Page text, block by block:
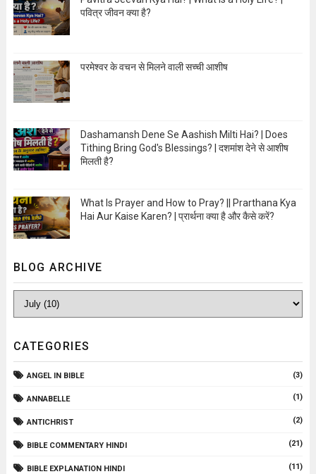
पवित्र जीवन क्या है?
परमेश्वर के वचन से मिलने वाली सच्ची आशीष
Dashamansh Dene Se Aashish Milti Hai? | Does
Tithing Bring God's Blessings? | दशमांश देने से आशीष
मिलती है?
What Is Prayer and How to Pray? || Prarthana Kya
Hai Aur Kaise Karen? | प्रार्थना क्या है और कैसे करें?
BLOG ARCHIVE
CATEGORIES
ANGEL IN BIBLE (3)
ANNABELLE (1)
ANTICHRIST (2)
BIBLE COMMENTARY HINDI (21)
BIBLE EXPLANATION HINDI (11)